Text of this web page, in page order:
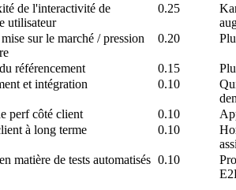
de l'interactivité de
utilisateur
0.25
sur le marché / pression
0.20
référencement 0.15
et intégration
0.10
perf côté client
0.10
à long terme
0.10
matière de tests automatisés 0.10